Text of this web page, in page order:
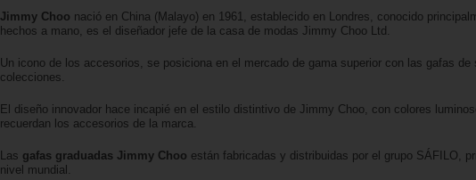
Jimmy Choo nació en China (Malayo) en 1961, establecido en Londres, conocido
hechos a mano, es el diseñador jefe de la casa de modas Jimmy Choo Ltd.
Un icono de los accesorios, se posiciona en el mercado de gama superior con las gafas
colecciones.
El diseño innovador hace incapié en el estilo distintivo de Jimmy Choo, con colores
recuerdan los accesorios de la marca.
Las gafas graduadas Jimmy Choo están fabricadas y distribuidas por el grupo SÁFILO,
nivel mundial.